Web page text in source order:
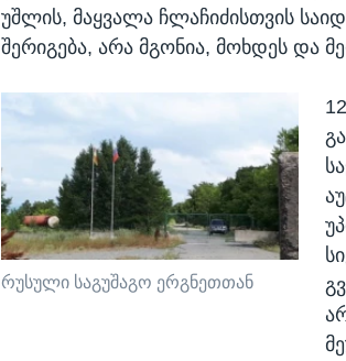
უშლის, მაყვალა ჩლაჩიძისთვის
შერიგება, არა მგონია, მოხდეს და
რუსული საგუშაგო ერგნეთთან